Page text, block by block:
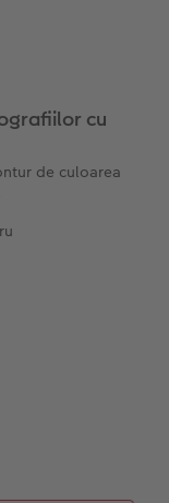
dragi
cu
de culoarea